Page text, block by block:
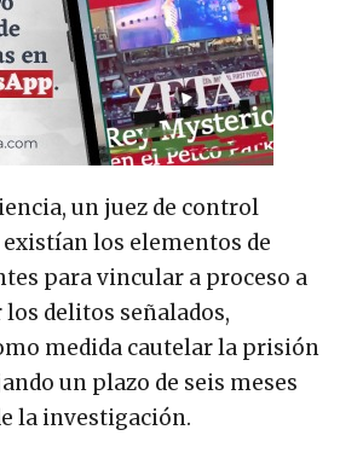
un juez de control
los elementos de
para vincular a proceso a
los delitos señalados,
medida cautelar la prisión
un plazo de seis meses
la investigación.